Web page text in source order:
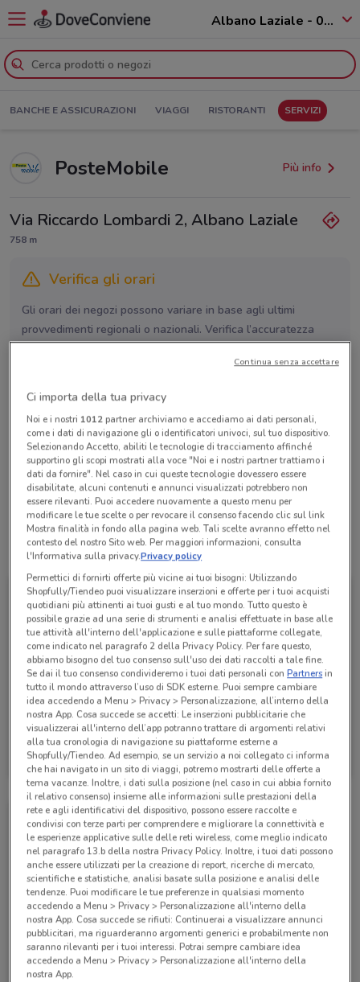
Albano Laziale - 00041
BANCHE E ASSICURAZIONI VIAGGI RISTORANTI SERVIZI
PosteMobile Più info
Via Riccardo Lombardi 2, Albano Laziale
758 m
Verifica gli orari
Gli orari dei negozi possono variare in base agli ultimi
provvedimenti regionali o nazionali. Verifica l’accuratezza
chiamando il negozio.
Lunedì n.d.
Martedì n.d.
Mercoledì n.d.
Giovedì n.d.
Venerdì n.d.
Sabato n.d.
Domenica n.d.
069307245
TABACCHERIA n. 26
Tutte le promozioni di questo negozio
PosteMobile
Scade il 17/08 228 m
PosteMobile
Ci importa della tua privacy
Noi e i nostri 1012partner archiviamo e accediamo ai dati personali,
come i dati di navigazione gli o identificatori univoci, sul tuo dispositivo.
Selezionando Accetto, abiliti le tecnologie di tracciamento affinché
supportino gli scopi mostrati alla voce "Noi e i nostri partner trattiamo i
dati da fornire". Nel caso in cui queste tecnologie dovessero essere
disabilitate, alcuni contenuti e annunci visualizzati potrebbero non
essere rilevanti. Puoi accedere nuovamente a questo menu per
modificare le tue scelte o per revocare il consenso facendo clic sul link
Mostra finalità in fondo alla pagina web. Tali scelte avranno effetto nel
contesto del nostro Sito web. Per maggiori informazioni, consulta
l'Informativa sulla privacy.Privacy policy
Permettici di fornirti offerte più vicine ai tuoi bisogni: Utilizzando
Shopfully/Tiendeo puoi visualizzare inserzioni e offerte per i tuoi acquisti
quotidiani più attinenti ai tuoi gusti e al tuo mondo. Tutto questo è
possibile grazie ad una serie di strumenti e analisi effettuate in base alle
tue attività all'interno dell'applicazione e sulle piattaforme collegate,
come indicato nel paragrafo 2 della Privacy Policy. Per fare questo,
abbiamo bisogno del tuo consenso sull'uso dei dati raccolti a tale fine.
Se dai il tuo consenso condivideremo i tuoi dati personali conPartnersin
tutto il mondo attraverso l’uso di SDK esterne. Puoi sempre cambiare
idea accedendo a Menu > Privacy > Personalizzazione, all’interno della
nostra App. Cosa succede se accetti: Le inserzioni pubblicitarie che
visualizzerai all'interno dell’app potranno trattare di argomenti relativi
alla tua cronologia di navigazione su piattaforme esterne a
Shopfully/Tiendeo. Ad esempio, se un servizio a noi collegato ci informa
che hai navigato in un sito di viaggi, potremo mostrarti delle offerte a
tema vacanze. Inoltre, i dati sulla posizione (nel caso in cui abbia fornito
il relativo consenso) insieme alle informazioni sulle prestazioni della
rete e agli identificativi del dispositivo, possono essere raccolte e
condivisi con terze parti per comprendere e migliorare la connettività e
le esperienze applicative sulle delle reti wireless, come meglio indicato
nel paragrafo 13.b della nostra Privacy Policy. Inoltre, i tuoi dati possono
anche essere utilizzati per la creazione di report, ricerche di mercato,
scientifiche e statistiche, analisi basate sulla posizione e analisi delle
tendenze. Puoi modificare le tue preferenze in qualsiasi momento
accedendo a Menu > Privacy > Personalizzazione all'interno della
nostra App. Cosa succede se rifiuti: Continuerai a visualizzare annunci
pubblicitari, ma riguarderanno argomenti generici e probabilmente non
saranno rilevanti per i tuoi interessi. Potrai sempre cambiare idea
accedendo a Menu > Privacy > Personalizzazione all'interno della
nostra App.
Continua senza accettare